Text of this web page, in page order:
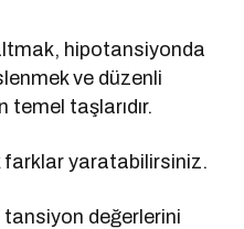
hipotansiyonda
ve düzenli
temel taşlarıdır.
farklar yaratabilirsiniz.
değerlerini